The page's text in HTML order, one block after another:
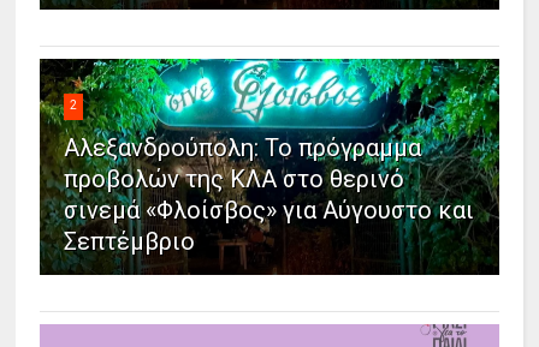
2
Αλεξανδρούπολη: Το πρόγραμμα
προβολών της ΚΛΑ στο θερινό
σινεμά «Φλοίσβος» για Αύγουστο και
Σεπτέμβριο